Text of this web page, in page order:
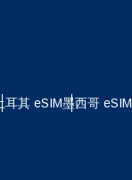
耳其 eSIM墨西哥 eSIM